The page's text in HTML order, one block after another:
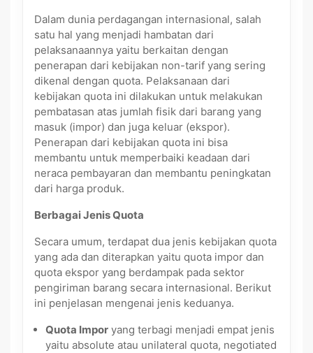
Dalam dunia perdagangan internasional, salah
satu hal yang menjadi hambatan dari
pelaksanaannya yaitu berkaitan dengan
penerapan dari kebijakan non-tarif yang sering
dikenal dengan quota. Pelaksanaan dari
kebijakan quota ini dilakukan untuk melakukan
pembatasan atas jumlah fisik dari barang yang
masuk (impor) dan juga keluar (ekspor).
Penerapan dari kebijakan quota ini bisa
membantu untuk memperbaiki keadaan dari
neraca pembayaran dan membantu peningkatan
dari harga produk.
Berbagai Jenis Quota
Secara umum, terdapat dua jenis kebijakan quota
yang ada dan diterapkan yaitu quota impor dan
quota ekspor yang berdampak pada sektor
pengiriman barang secara internasional. Berikut
ini penjelasan mengenai jenis keduanya.
Quota Impor yang terbagi menjadi empat jenis
yaitu absolute atau unilateral quota, negotiated